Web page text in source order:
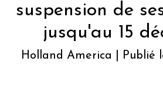
suspension de
jusqu'au 15
Holland America | Publié